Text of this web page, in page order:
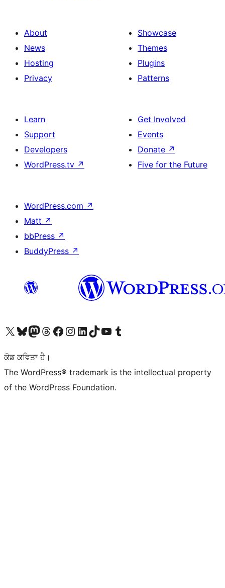
About
News
Hosting
Privacy
Showcase
Themes
Plugins
Patterns
Learn
Support
Developers
WordPress.tv ↗
Get Involved
Events
Donate ↗
Five for the Future
WordPress.com ↗
Matt ↗
bbPress ↗
BuddyPress ↗
Visit our X (formerly Twitter) account
Visit our Bluesky account
Visit our Mastodon account
Visit our Threads account
Visit our Facebook page
Visit our Instagram account
Visit our LinkedIn account
Visit our TikTok account
Visit our YouTube channel
Visit our Tumblr account
ਕੋਡ ਕਵਿਤਾ ਹੈ।
The WordPress® trademark is the intellectual property
of the WordPress Foundation.